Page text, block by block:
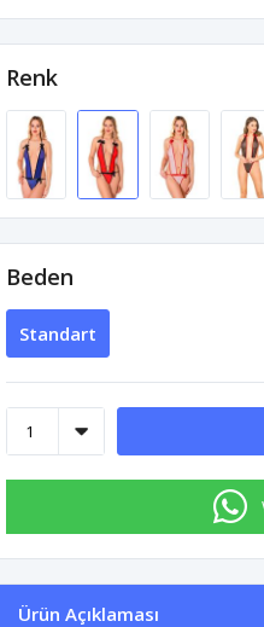
Renk
Beden
Standart
Ürün Açıklaması